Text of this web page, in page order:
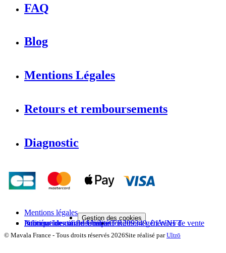
FAQ
Blog
Mentions Légales
Retours et remboursements
Diagnostic
Mentions légales
Gestion des cookies
Politique de confidentialitéConditions générales de vente
Informations sur le fabricant
Numéro Identifiant Unique FR209349_01WNFT
© Mavala France - Tous droits réservés 2026Site réalisé par Ultrō